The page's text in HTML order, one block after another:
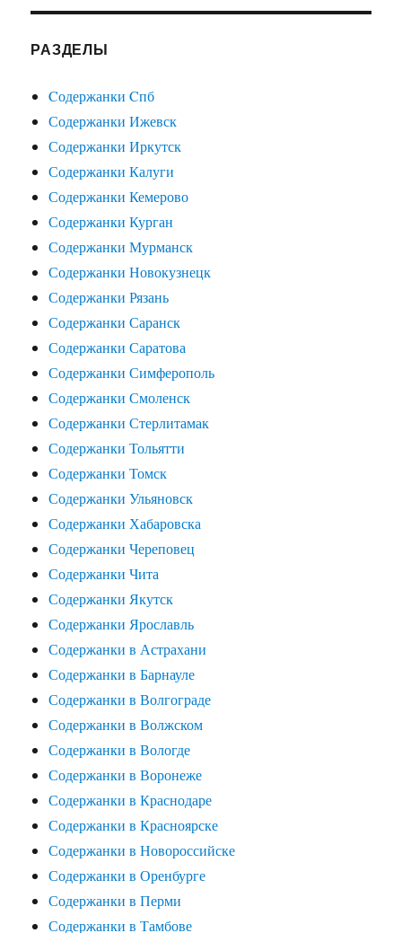
РАЗДЕЛЫ
Cодержанки Cпб
Содержанки Ижевск
Содержанки Иркутск
Содержанки Калуги
Содержанки Кемерово
Содержанки Курган
Содержанки Мурманск
Содержанки Новокузнецк
Содержанки Рязань
Содержанки Саранск
Содержанки Саратова
Содержанки Симферополь
Содержанки Смоленск
Содержанки Стерлитамак
Содержанки Тольятти
Содержанки Томск
Содержанки Ульяновск
Содержанки Хабаровска
Содержанки Череповец
Содержанки Чита
Содержанки Якутск
Содержанки Ярославль
Содержанки в Астрахани
Содержанки в Барнауле
Содержанки в Волгограде
Содержанки в Волжском
Содержанки в Вологде
Содержанки в Воронеже
Содержанки в Краснодаре
Содержанки в Красноярске
Содержанки в Новороссийске
Содержанки в Оренбурге
Содержанки в Перми
Содержанки в Тамбове